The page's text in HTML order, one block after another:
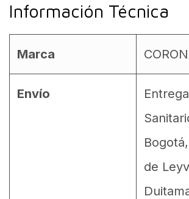
Información Técnica
Marca
Envío
de